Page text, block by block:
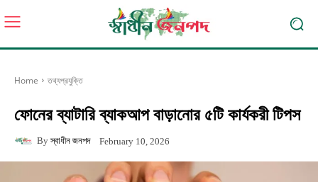
Home তথ্যপ্রযুক্তি
ফোনের ব্যাটারি ব্যাকআপ বাড়ানোর ৫টি কার্যকরী টিপস
By স্বাধীন জনপদ February 10, 2026